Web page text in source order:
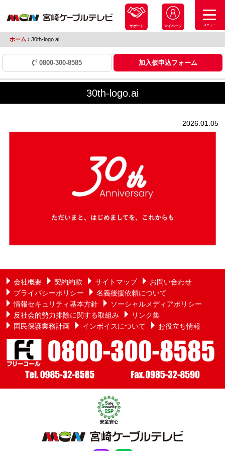
サポート マイページ メニュー
ホーム ›30th-logo.ai
0800-300-8585 加入仮申込フォーム
30th-logo.ai
2026.01.05
会社概要 契約約款 サイトマップ
お問い合わせ
プライバシーポリシー
名義後援依頼について
情報セキュリティ基本方針
ソーシャルメディアポリシー
反社会的勢力排除に関する取組み
リンク集
国民保護業務計画
インボイスについて お役立ち情報